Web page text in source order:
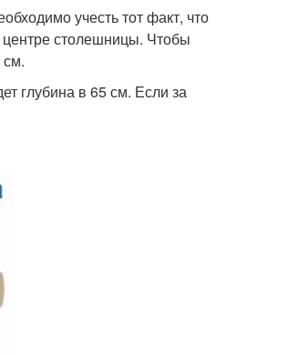
учесть тот факт, что
столешницы. Чтобы
глубина в 65 см. Если за